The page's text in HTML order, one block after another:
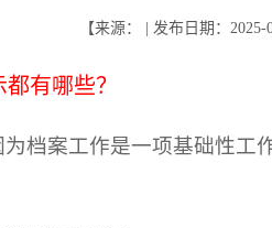
【来源： | 发布日期：2025-
有哪些？
档案工作是一项基础性